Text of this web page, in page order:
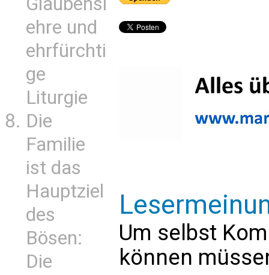
ehre und
ehrfürchti
ge
Liturgie
Die
Familie
ist das
Hauptziel
des
Bösen:
Die
Um selbst
können